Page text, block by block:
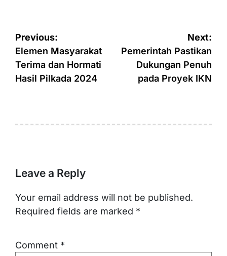
Post
navigation
Previous:
Elemen Masyarakat
Terima dan Hormati
Hasil Pilkada 2024
Next:
Pemerintah Pastikan
Dukungan Penuh
pada Proyek IKN
Leave a Reply
Your email address will not be published.
Required fields are marked *
Comment *